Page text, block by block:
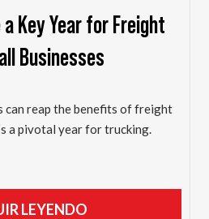
Key Year for Freight
Businesses
can reap the benefits of freight
a pivotal year for trucking.
LEYENDO